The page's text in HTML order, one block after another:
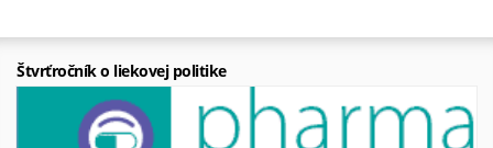
Štvrťročník o liekovej politike